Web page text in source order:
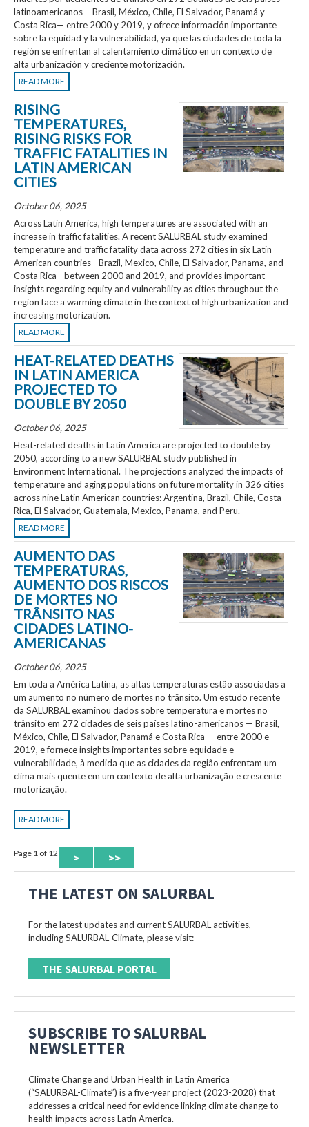
latinoamericanos —Brasil, México, Chile, El Salvador, Panamá y
Costa Rica— entre 2000 y 2019, y ofrece información importante
sobre la equidad y la vulnerabilidad, ya que las ciudades de toda la
región se enfrentan al calentamiento climático en un contexto de
alta urbanización y creciente motorización.
READ MORE
RISING
TEMPERATURES,
RISING RISKS FOR
TRAFFIC FATALITIES IN
LATIN AMERICAN
CITIES
October 06, 2025
Across Latin America, high temperatures are associated with an
increase in traffic fatalities. A recent SALURBAL study examined
temperature and traffic fatality data across 272 cities in six Latin
American countries—Brazil, Mexico, Chile, El Salvador, Panama, and
Costa Rica—between 2000 and 2019, and provides important
insights regarding equity and vulnerability as cities throughout the
region face a warming climate in the context of high urbanization and
increasing motorization.
READ MORE
HEAT-RELATED DEATHS
IN LATIN AMERICA
PROJECTED TO
DOUBLE BY 2050
October 06, 2025
Heat-related deaths in Latin America are projected to double by
2050, according to a new SALURBAL study published in
Environment International. The projections analyzed the impacts of
temperature and aging populations on future mortality in 326 cities
across nine Latin American countries: Argentina, Brazil, Chile, Costa
Rica, El Salvador, Guatemala, Mexico, Panama, and Peru.
READ MORE
AUMENTO DAS
TEMPERATURAS,
AUMENTO DOS RISCOS
DE MORTES NO
TRÂNSITO NAS
CIDADES LATINO-
AMERICANAS
October 06, 2025
Em toda a América Latina, as altas temperaturas estão associadas a
um aumento no número de mortes no trânsito. Um estudo recente
da SALURBAL examinou dados sobre temperatura e mortes no
trânsito em 272 cidades de seis países latino-americanos — Brasil,
México, Chile, El Salvador, Panamá e Costa Rica — entre 2000 e
2019, e fornece insights importantes sobre equidade e
vulnerabilidade, à medida que as cidades da região enfrentam um
clima mais quente em um contexto de alta urbanização e crescente
motorização.
READ MORE
Page 1 of 12 > >>
THE LATEST ON SALURBAL
For the latest updates and current SALURBAL activities,
including SALURBAL-Climate, please visit:
THE SALURBAL PORTAL
SUBSCRIBE TO SALURBAL
NEWSLETTER
Climate Change and Urban Health in Latin America
(“SALURBAL-Climate”) is a five-year project (2023-2028) that
addresses a critical need for evidence linking climate change to
health impacts across Latin America.